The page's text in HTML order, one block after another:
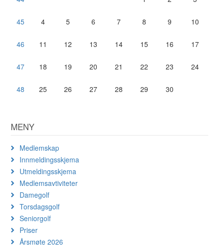
45 4 5 6 7 8 9 10
46 11 12 13 14 15 16 17
47 18 19 20 21 22 23 24
48 25 26 27 28 29 30
MENY
Medlemskap
Innmeldingsskjema
Utmeldingsskjema
Medlemsavtiviteter
Damegolf
Torsdagsgolf
Seniorgolf
Priser
Årsmøte 2026